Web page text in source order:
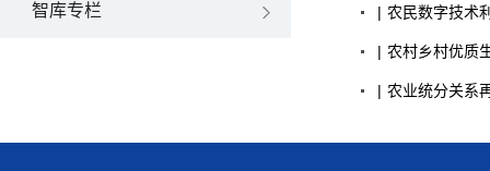
智库专栏 农民
| 数字技术
农村
| 乡村优质
农业
| 统分关系